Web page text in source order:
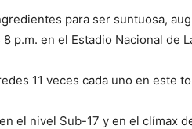
para ser suntuosa,
p.m. en el Estadio Nacional de
11 veces cada uno en este
el nivel Sub-17 y en el clímax